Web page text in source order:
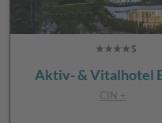
Aktiv- & Vitalhotel
CIN +